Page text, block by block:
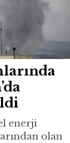
enerji
olan